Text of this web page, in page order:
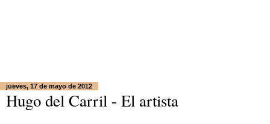
jueves, 17 de mayo de 2012
Hugo del Carril - El artista